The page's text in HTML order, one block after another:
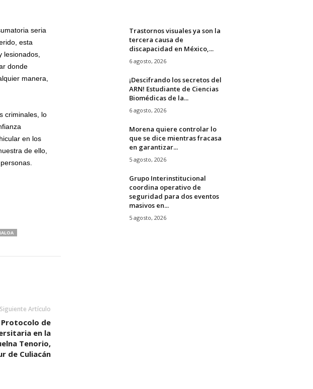
seria
esta
lesionados,
donde
manera,
criminales, lo
en los
de ello,
Siguiente Artículo
Protocolo de
en la
Tenorio,
de Culiacán
Trastornos visuales ya son la
tercera causa de
discapacidad en México,...
6 agosto, 2026
¡Descifrando los secretos del
ARN! Estudiante de Ciencias
Biomédicas de la...
6 agosto, 2026
Morena quiere controlar lo
que se dice mientras fracasa
en garantizar...
5 agosto, 2026
Grupo Interinstitucional
coordina operativo de
seguridad para dos eventos
masivos en...
5 agosto, 2026